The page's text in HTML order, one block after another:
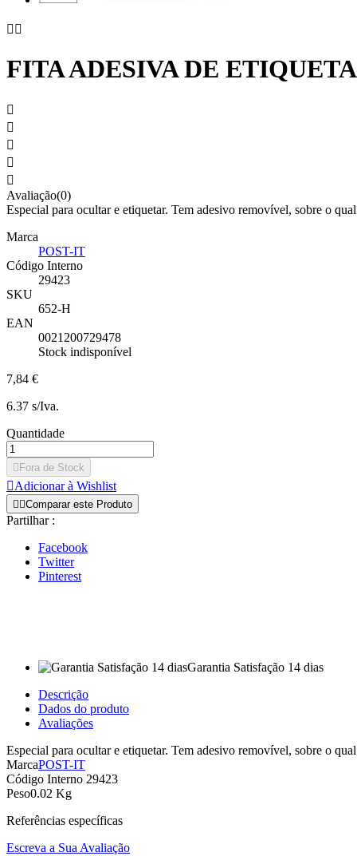
 
FITA ADESIVA DE





Avaliação(0)
Especial para ocultar e etiquetar. Tem adesivo removível, sobre o
Marca
POST-IT
Código Interno
29423
SKU
652-H
EAN
0021200729478
Stock indisponível
7,84 €
6.37 s/Iva.
Quantidade
 Fora de Stock
Adicionar à Wishlist
 Comparar este Produto
Partilhar :
Facebook
Twitter
Pinterest
Garantia Satisfação 14 dias
Descrição
Dados do produto
Avaliações
Especial para ocultar e etiquetar. Tem adesivo removível, sobre o
MarcaPOST-IT
Código Interno 29423
Peso0.02 Kg
Referências específicas
Escreva a Sua Avaliação